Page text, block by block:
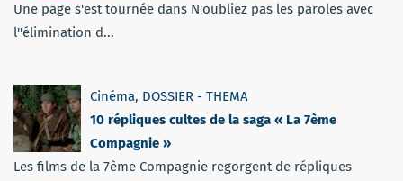
Une page s'est tournée dans N'oubliez pas les paroles avec
l''élimination d...
Cinéma, DOSSIER - THEMA
10 répliques cultes de la saga « La 7ème
Compagnie »
Les films de la 7ème Compagnie regorgent de répliques